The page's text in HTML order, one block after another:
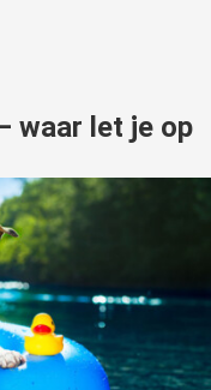
waar let je op